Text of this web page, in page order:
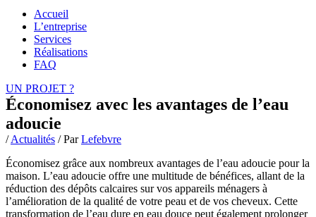
Accueil
L’entreprise
Services
Réalisations
FAQ
UN PROJET ?
Économisez avec les avantages de l’eau
adoucie
/Actualités / ParLefebvre
Économisez grâce aux nombreux avantages de l’eau adoucie pour la
maison. L’eau adoucie offre une multitude de bénéfices, allant de la
réduction des dépôts calcaires sur vos appareils ménagers à
l’amélioration de la qualité de votre peau et de vos cheveux. Cette
transformation de l’eau dure en eau douce peut également prolonger